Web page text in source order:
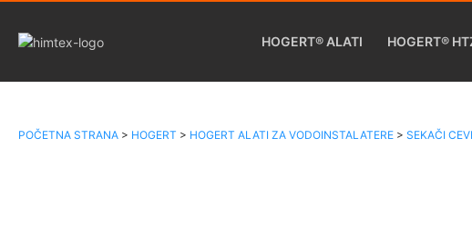
HOGERT® ALATI HOGERT®
POČETNA STRANA > HOGERT > HOGERT ALATI ZA VODOINSTALATERE > SEKAČI CEVI